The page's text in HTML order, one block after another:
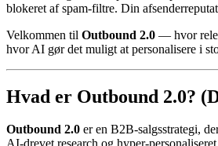
blokeret af spam-filtre. Din
Velkommen til Outbound 2.0 — hvor
hvor AI gør det muligt at personalisere i
Hvad er Outbound 2.0?
Outbound 2.0 er en B2B-salgsstrategi,